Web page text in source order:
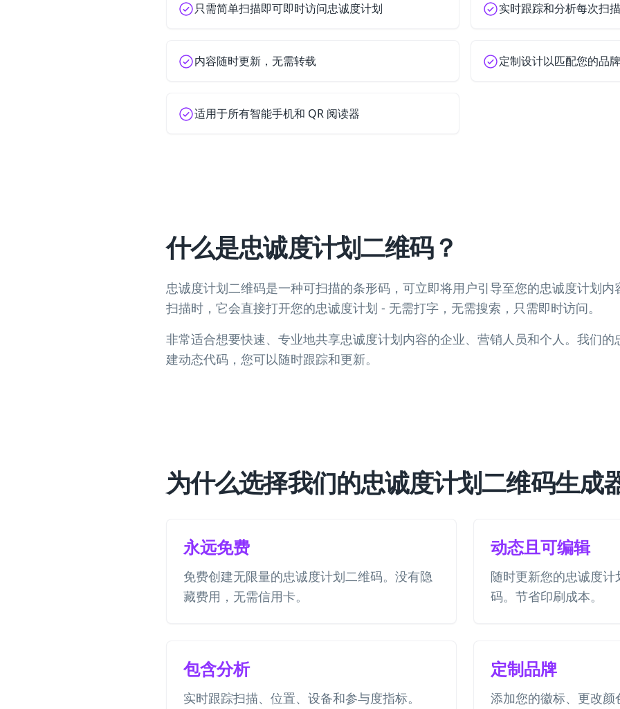
只需简单扫描即可即时访问忠诚度计划 实时跟踪和分析每次扫描
内容随时更新，无需转载 定制设计以匹配您的品牌
适用于所有智能手机和 QR 阅读器
什么是忠诚度计划二维码？
忠诚度计划二维码是一种可扫描的条形码，可立即将用户引导至您的忠诚度计划
扫描时，它会直接打开您的忠诚度计划 - 无需打字，无需搜索，只需即时访问。
非常适合想要快速、专业地共享忠诚度计划内容的企业、营销人员和个人。我们
建动态代码，您可以随时跟踪和更新。
为什么选择我们的忠诚度计划二维码生成
永远免费
免费创建无限量的忠诚度计划二维码。没有隐
藏费用，无需信用卡。
动态且可编辑
随时更新您的忠诚度
码。节省印刷成本。
包含分析
实时跟踪扫描、位置、设备和参与度指标。
定制品牌
添加您的徽标、更改